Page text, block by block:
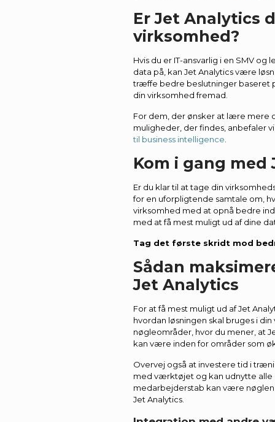
Er Jet Analytics
virksomhed?
Hvis du er IT-ansvarlig i en SMV
data på, kan Jet Analytics være
træffe bedre beslutninger baseret
din virksomhed fremad.
For dem, der ønsker at lære mere
muligheder, der findes, anbefaler
til business intelligence
Kom i gang med
Er du klar til at tage din
for en uforpligtende samtale om,
virksomhed med at opnå bedre
med at få mest muligt ud af dine
Tag det første skridt mod
Sådan
Jet Analytics
For at få mest muligt ud af Jet
hvordan løsningen skal bruges i
nøgleområder, hvor du mener, at
kan være inden for områder som
Overvej også at investere tid i
med værktøjet og kan udnytte alle
medarbejderstab kan være
Jet Analytics.